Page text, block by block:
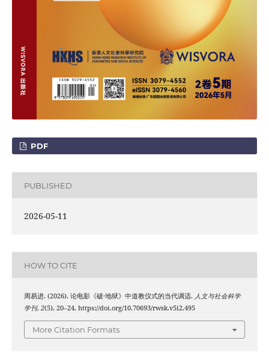
PDF
PUBLISHED
2026-05-11
HOW TO CITE
周易进. (2026). 论电影《破·地狱》中道教仪式的当代调适. 人文与社会科学
学刊, 2(5), 20–24. https://doi.org/10.70693/rwsk.v5i2.495
More Citation Formats